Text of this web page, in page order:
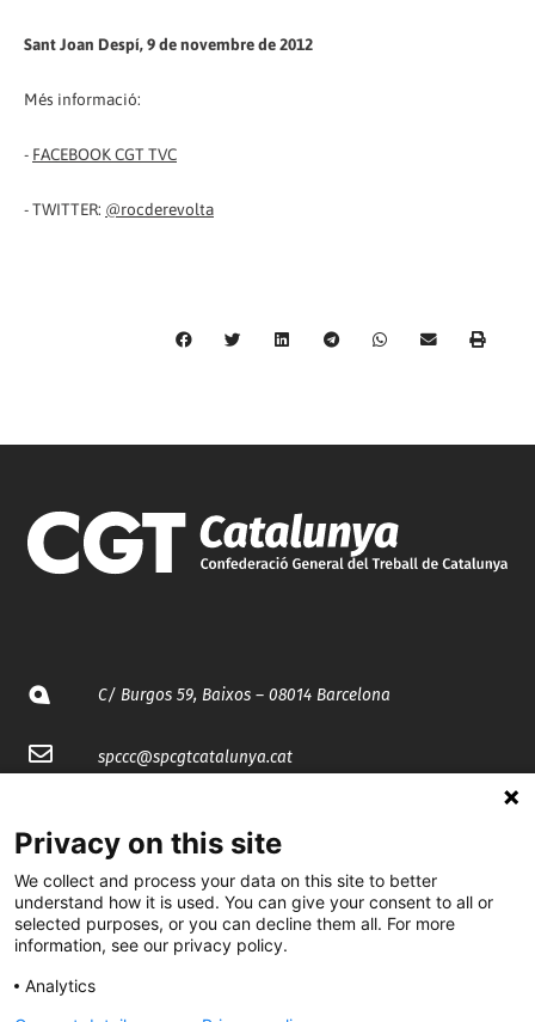
Sant Joan Despí, 9 de novembre de 2012
Més informació:
- FACEBOOK CGT TVC
- TWITTER: @rocderevolta
C/ Burgos 59, Baixos – 08014 Barcelona
spccc@spcgtcatalunya.cat
@CGTCatalunya
cgtcatalunya
CGTCatalunya
Privacy on this site
We collect and process your data on this site to better
understand how it is used. You can give your consent to all or
selected purposes, or you can decline them all. For more
information, see our privacy policy.
Analytics